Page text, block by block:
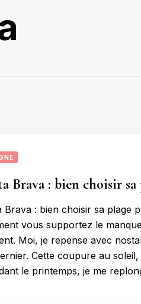
Brava : bien choisir sa
Brava : bien choisir sa plage
vous supportez le
Moi, je repense avec
Cette coupure au
le printemps, je me